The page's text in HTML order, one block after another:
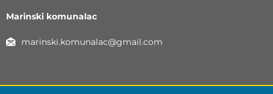
Marinski komunalac
marinski.komunalac@gmail.com